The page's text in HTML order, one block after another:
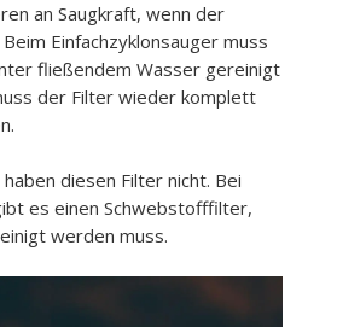
an Saugkraft, wenn der
Einfachzyklonsauger muss
fließendem Wasser gereinigt
der Filter wieder komplett
diesen Filter nicht. Bei
es einen Schwebstofffilter,
werden muss.